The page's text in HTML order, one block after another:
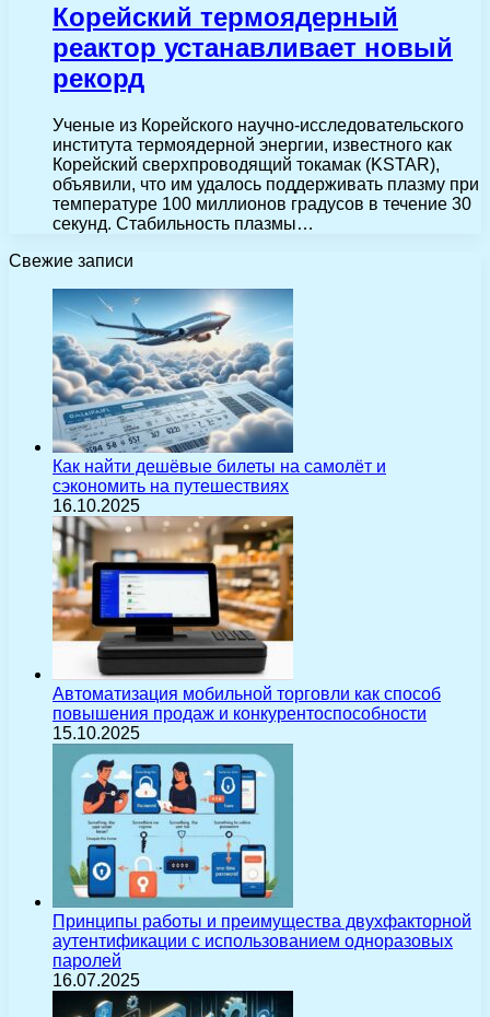
Корейский термоядерный
реактор устанавливает новый
рекорд
Ученые из Корейского научно-исследовательского
института термоядерной энергии, известного как
Корейский сверхпроводящий токамак (KSTAR),
объявили, что им удалось поддерживать плазму при
температуре 100 миллионов градусов в течение 30
секунд. Стабильность плазмы…
Свежие записи
Как найти дешёвые билеты на самолёт и
сэкономить на путешествиях
16.10.2025
Автоматизация мобильной торговли как способ
повышения продаж и конкурентоспособности
15.10.2025
Принципы работы и преимущества двухфакторной
аутентификации с использованием одноразовых
паролей
16.07.2025